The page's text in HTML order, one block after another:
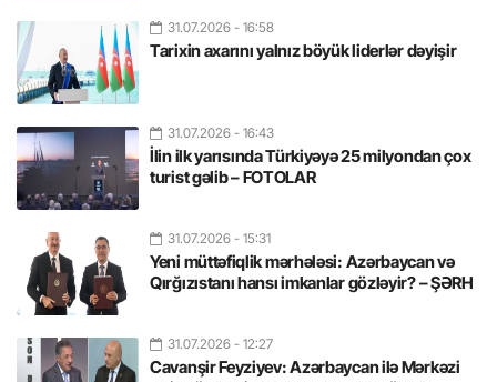
31.07.2026 - 16:58
Tarixin axarını yalnız böyük liderlər dəyişir
31.07.2026 - 16:43
İlin ilk yarısında Türkiyəyə 25 milyondan çox
turist gəlib – FOTOLAR
31.07.2026 - 15:31
Yeni müttəfiqlik mərhələsi: Azərbaycan və
Qırğızıstanı hansı imkanlar gözləyir? – ŞƏRH
31.07.2026 - 12:27
Cavanşir Feyziyev: Azərbaycan ilə Mərkəzi